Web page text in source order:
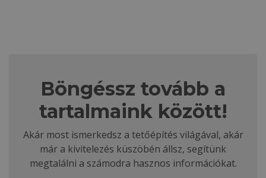
Böngéssz tovább a
tartalmaink között!
Akár most ismerkedsz a tetőépítés világával, akár
már a kivitelezés küszöbén állsz, segítünk
megtalálni a számodra hasznos információkat.